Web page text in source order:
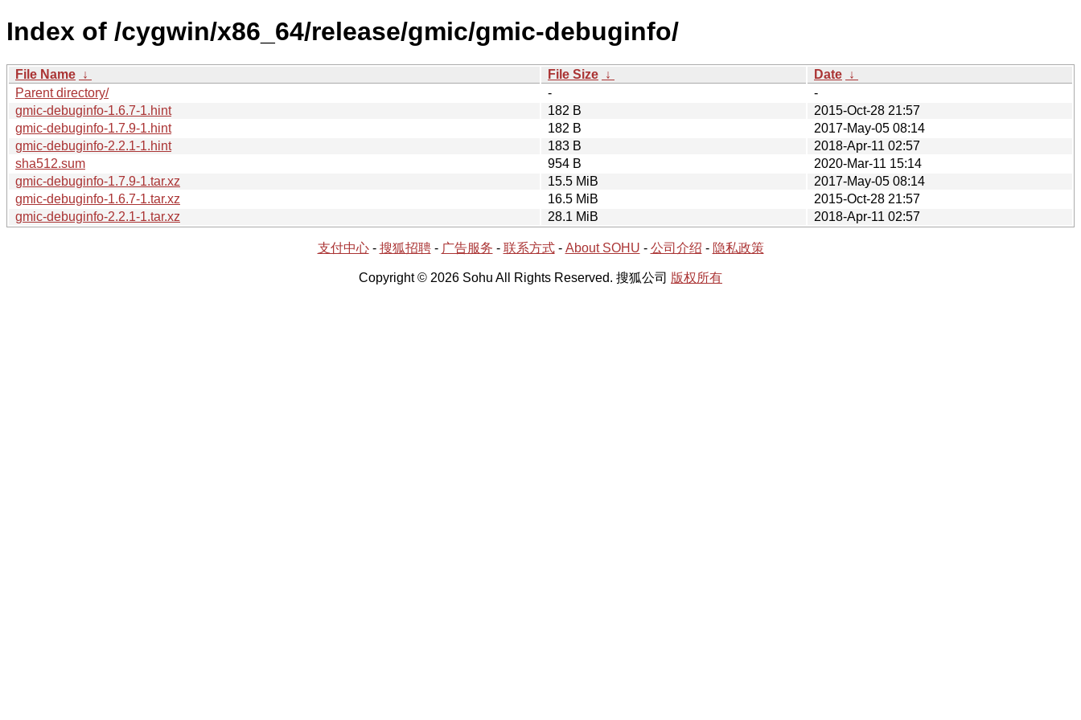
Index of /cygwin/x86_64/release/gmic/gmic-debuginfo/
File Name ↓ File Size ↓ Date ↓
Parent directory/
-
-
gmic-debuginfo-1.6.7-1.hint
182 B
2015-Oct-28 21:57
gmic-debuginfo-1.7.9-1.hint
182 B
2017-May-05 08:14
gmic-debuginfo-2.2.1-1.hint
183 B
2018-Apr-11 02:57
sha512.sum
954 B
2020-Mar-11 15:14
gmic-debuginfo-1.7.9-1.tar.xz
15.5 MiB
2017-May-05 08:14
gmic-debuginfo-1.6.7-1.tar.xz
16.5 MiB
2015-Oct-28 21:57
gmic-debuginfo-2.2.1-1.tar.xz
28.1 MiB 2018-Apr-11 02:57
支付中心- 搜狐招聘- 广告服务 - 联系方式- About SOHU - 公司介绍 - 隐私政策
Copyright © 2026 Sohu All Rights Reserved. 搜狐公司 版权所有